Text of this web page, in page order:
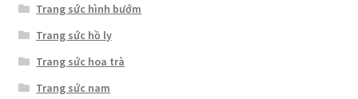
Trang sức hình bướm
Trang sức hồ ly
Trang sức hoa trà
Trang sức nam